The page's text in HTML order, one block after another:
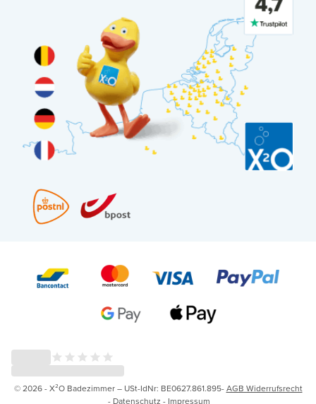
© 2026 - X²O Badezimmer – USt-IdNr: BE0627.861.895-AGB Widerrufsrecht
- Datenschutz - Impressum